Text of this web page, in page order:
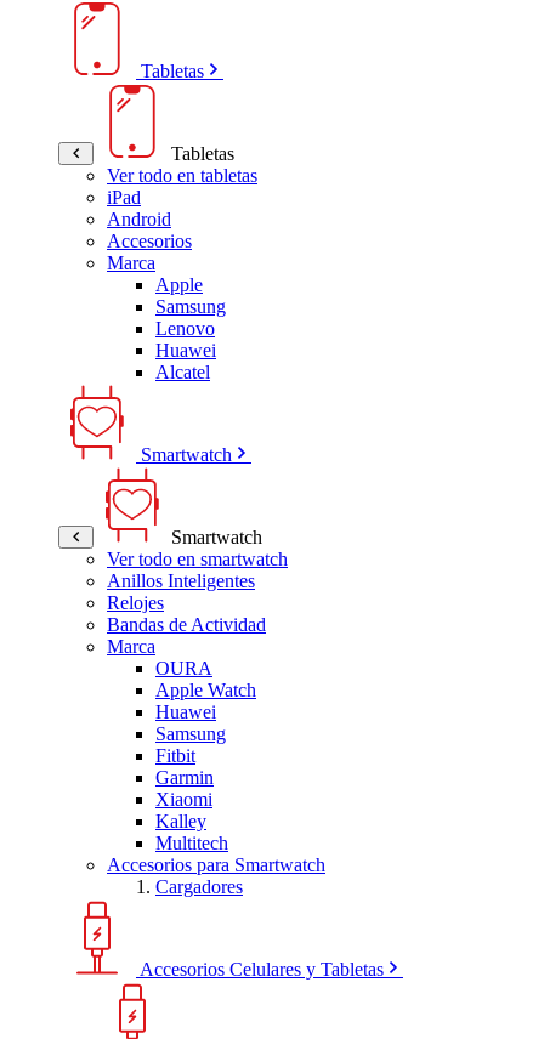
Tabletas
Tabletas
Ver todo en tabletas
iPad
Android
Accesorios
Marca
Apple
Samsung
Lenovo
Huawei
Alcatel
Smartwatch
Smartwatch
Ver todo en smartwatch
Anillos Inteligentes
Relojes
Bandas de Actividad
Marca
OURA
Apple Watch
Huawei
Samsung
Fitbit
Garmin
Xiaomi
Kalley
Multitech
Accesorios para Smartwatch
Cargadores
Accesorios Celulares y Tabletas